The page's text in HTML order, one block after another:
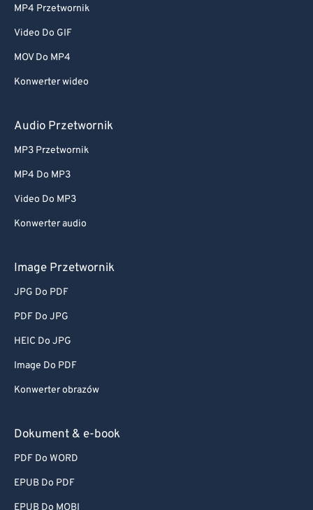
MP4 Przetwornik
Video Do GIF
MOV Do MP4
Konwerter wideo
Audio Przetwornik
MP3 Przetwornik
MP4 Do MP3
Video Do MP3
Konwerter audio
Image Przetwornik
JPG Do PDF
PDF Do JPG
HEIC Do JPG
Image Do PDF
Konwerter obrazów
Dokument & e-book
PDF Do WORD
EPUB Do PDF
EPUB Do MOBI